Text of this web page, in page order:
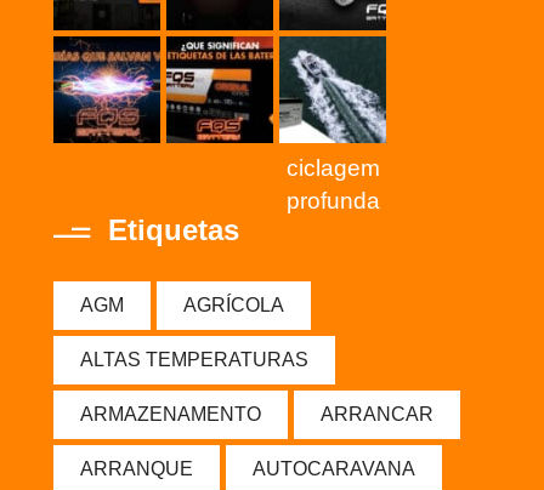
ciclagem
profunda
Etiquetas
AGM AGRÍCOLA
ALTAS TEMPERATURAS
ARMAZENAMENTO ARRANCAR
ARRANQUE AUTOCARAVANA